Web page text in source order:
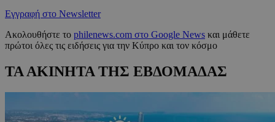
Εγγραφή στο Newsletter
Ακολουθήστε το philenews.com στο Google News και μάθετε
πρώτοι όλες τις ειδήσεις για την Κύπρο και τον κόσμο
ΤΑ ΑΚΙΝΗΤΑ ΤΗΣ ΕΒΔΟΜΑΔΑΣ